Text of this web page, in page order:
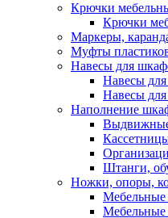
Крючки
Крючки
Маркеры,
Муфты
Навесы для
Навесы
Навесы
Наполнение
Штанги,
Ножки, опоры,
Мебельные
Мебельные